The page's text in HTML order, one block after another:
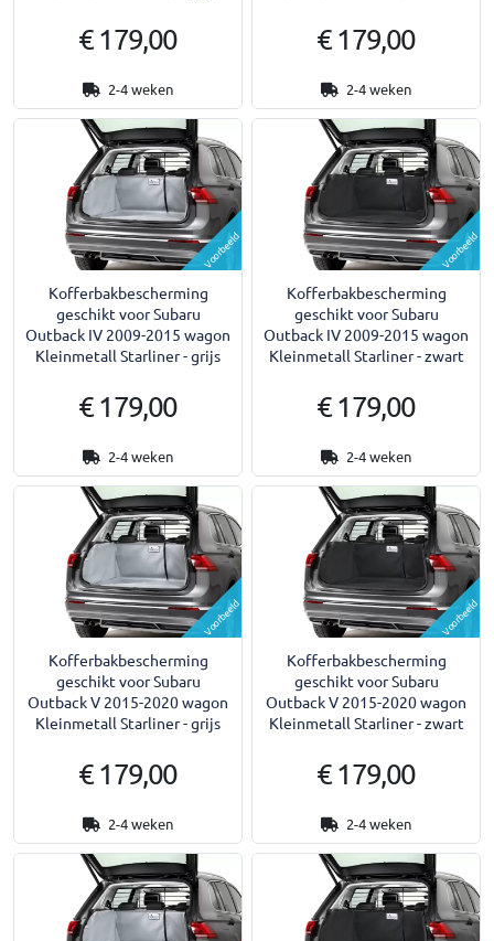
€ 179,00
2-4 weken
€ 179,00
2-4 weken
Voorbeeld
Kofferbakbescherming
geschikt voor Subaru
Outback IV 2009-2015 wagon
Kleinmetall Starliner - grijs
€ 179,00
2-4 weken
Voorbeeld
Kofferbakbescherming
geschikt voor Subaru
Outback IV 2009-2015 wagon
Kleinmetall Starliner - zwart
€ 179,00
2-4 weken
Voorbeeld
Kofferbakbescherming
geschikt voor Subaru
Outback V 2015-2020 wagon
Kleinmetall Starliner - grijs
€ 179,00
2-4 weken
Voorbeeld
Kofferbakbescherming
geschikt voor Subaru
Outback V 2015-2020 wagon
Kleinmetall Starliner - zwart
€ 179,00
2-4 weken